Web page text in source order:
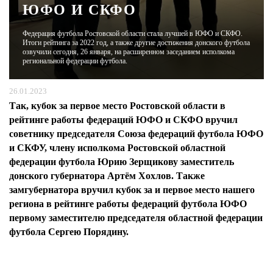
ЖУРНАЛ
ЮФО И СКФО
Федерация футбола Ростовской области стала лучшей в ЮФО и СКФО.
Итоги рейтинга за 2022 год, а также другие достижения донского футбола
озвучили сегодня, 26 января, на расширенном заседанием исполкома
региональной федерации футбола.
26.01.2023
Так, кубок за первое место Ростовской области в
рейтинге работы федераций ЮФО и СКФО вручил
советнику председателя Союза федераций футбола ЮФО
и СКФУ, члену исполкома Ростовской областной
федерации футбола Юрию Зерщикову заместитель
донского губернатора Артём Хохлов. Также
замгубернатора вручил кубок за и первое место нашего
региона в рейтинге работы федераций футбола ЮФО
первому заместителю председателя областной федерации
футбола Сергею Порядину.